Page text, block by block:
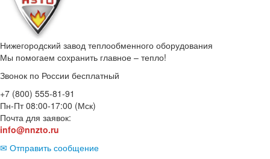
Нижегородский завод теплообменного оборудования
Мы помогаем сохранить главное – тепло!
Звонок по России бесплатный
+7 (800) 555-81-91
Пн-Пт 08:00-17:00 (Мск)
Почта для заявок:
info@nnzto.ru
✉ Отправить сообщение